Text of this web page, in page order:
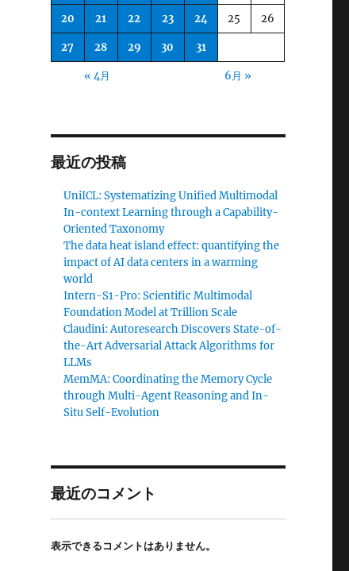
20 21 22 23 24 25 26
27 28 29 30 31
« 4月 6月 »
最近の投稿
UniICL: Systematizing Unified Multimodal
In-context Learning through a Capability-
Oriented Taxonomy
The data heat island effect: quantifying the
impact of AI data centers in a warming
world
Intern-S1-Pro: Scientific Multimodal
Foundation Model at Trillion Scale
Claudini: Autoresearch Discovers State-of-
the-Art Adversarial Attack Algorithms for
LLMs
MemMA: Coordinating the Memory Cycle
through Multi-Agent Reasoning and In-
Situ Self-Evolution
最近のコメント
表示できるコメントはありません。